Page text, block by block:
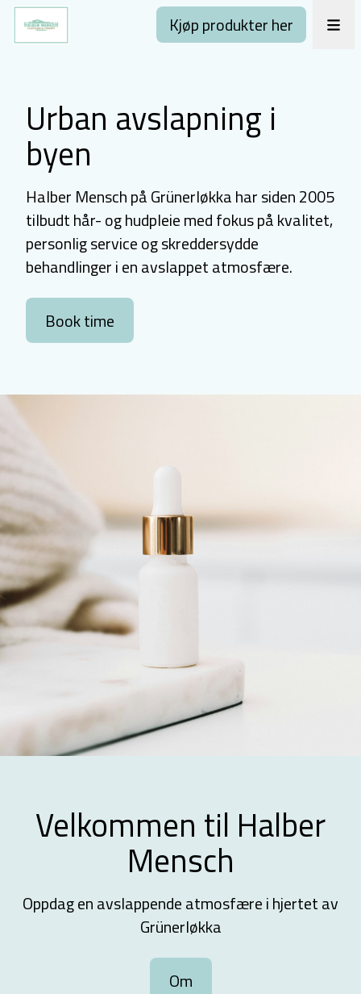
Kjøp produkter her
Urban avslapning i
byen
Halber Mensch på Grünerløkka har siden 2005
tilbudt hår- og hudpleie med fokus på kvalitet,
personlig service og skreddersydde
behandlinger i en avslappet atmosfære.
Book time
Velkommen til Halber
Mensch
Oppdag en avslappende atmosfære i hjertet av
Grünerløkka
Om